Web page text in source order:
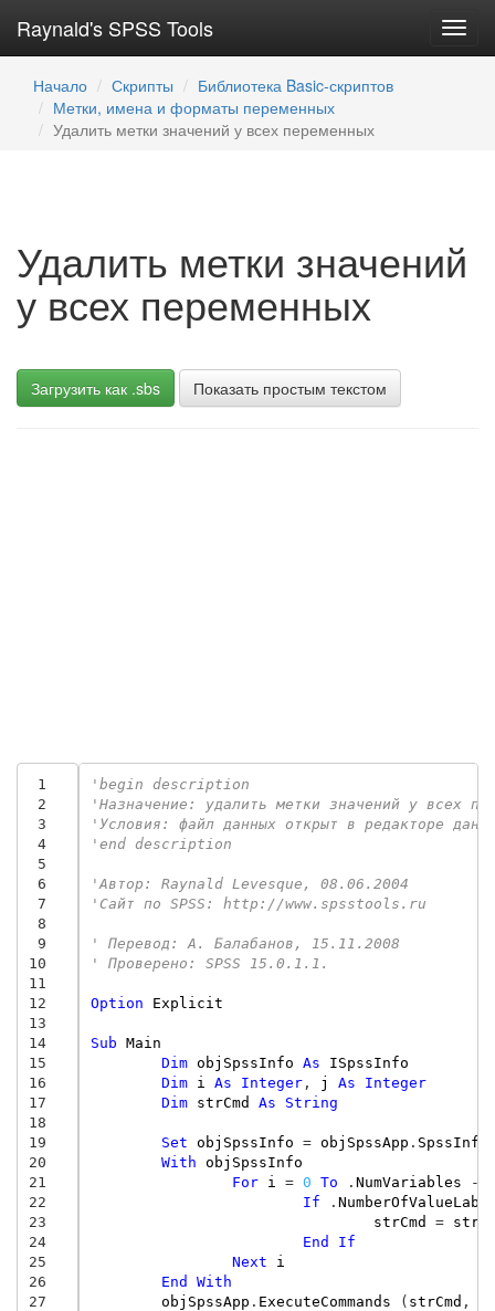
Raynald's SPSS Tools
Начало Скрипты
Библиотека Basic-скриптов
Метки, имена и форматы переменных
Удалить метки значений у всех переменных
Удалить метки значений
у всех переменных
Загрузить как .sbs Показать простым текстом
1
2
3
4
5
6
7
8
9
10
11
12
13
14
15
16
17
18
19
20
21
22
23
24
25
26
27
'begin description
'Назначение: удалить метки значений у всех
'Условия: файл данных открыт в редакторе
'end description
'Автор: Raynald Levesque, 08.06.2004
'Сайт по SPSS: http://www.spsstools.ru
' Перевод: А. Балабанов, 15.11.2008
' Проверено: SPSS 15.0.1.1.
Option Explicit
Sub Main
Dim objSpssInfo As
ISpssInfo
Dim
i As Integer, j As
Integer
Dim
strCmd As String
Set objSpssInfo = objSpssApp . SpssInfo
With objSpssInfo
For
i = 0 To . NumVariables -
If
.
strCmd
=
End
If
Next
i
End
With
objSpssApp . ExecuteCommands ( strCmd ,